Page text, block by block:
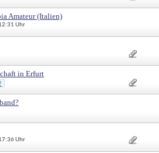
Amateur (Italien)
Uhr
in Erfurt
Uhr